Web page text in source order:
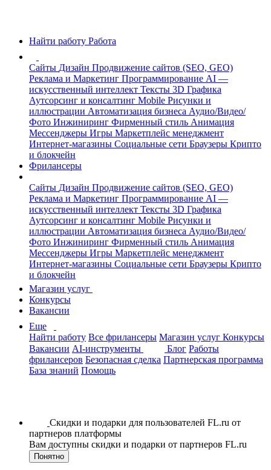
Найти работу Работа
Сайты Дизайн Продвижение сайтов (SEO, GEO)
Реклама и Маркетинг Программирование AI —
искусственный интеллект Тексты 3D Графика
Аутсорсинг и консалтинг Mobile Рисунки и
иллюстрации Автоматизация бизнеса Аудио/Видео/
Фото Инжиниринг Фирменный стиль Анимация
Мессенджеры Игры Маркетплейс менеджмент
Интернет-магазины Социальные сети Браузеры Крипто
и блокчейн
Фрилансеры
Сайты Дизайн Продвижение сайтов (SEO, GEO)
Реклама и Маркетинг Программирование AI —
искусственный интеллект Тексты 3D Графика
Аутсорсинг и консалтинг Mobile Рисунки и
иллюстрации Автоматизация бизнеса Аудио/Видео/
Фото Инжиниринг Фирменный стиль Анимация
Мессенджеры Игры Маркетплейс менеджмент
Интернет-магазины Социальные сети Браузеры Крипто
и блокчейн
Магазин услуг
Конкурсы
Вакансии
Еще
Найти работу Все фрилансеры Магазин услуг Конкурсы
Вакансии AI-инструменты Блог Работы
фрилансеров Безопасная сделка Партнерская программа
База знаний Помощь
Скидки и подарки для пользователей FL.ru от
партнеров платформы
Вам доступны скидки и подарки от партнеров FL.ru
Понятно